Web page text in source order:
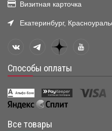
Визитная карточка
Екатеринбург,
Способы оплаты
Все товары